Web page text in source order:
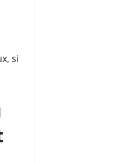
si